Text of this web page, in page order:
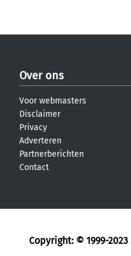
Over ons
Voor webmasters
Disclaimer
Privacy
Adverteren
Partnerberichten
Contact
Copyright: © 1999-2023